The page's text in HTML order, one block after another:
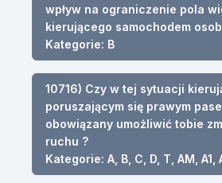
wpływ na ograniczenie pola
kierującego samochodem
Kategorie: B
10716) Czy w tej sytuacji
poruszającym się prawym
obowiązany umożliwić tobie
ruchu ?
Kategorie: A, B, C, D, T, AM, A1,